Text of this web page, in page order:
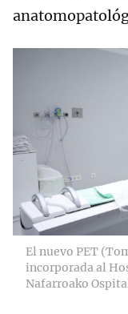
El nuevo PET
incorporada al
Nafarroako